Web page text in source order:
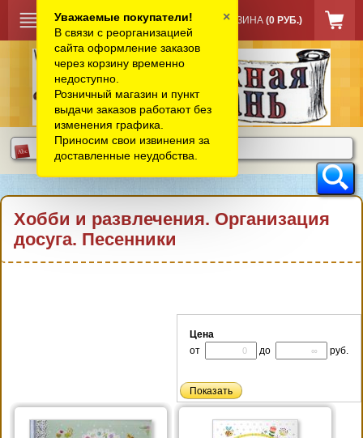
КОРЗИНА (0 РУБ.)
Хобби и развлечения. Организация
досуга. Песенники
Цена
от
до руб.
Уважаемые покупатели!
В связи с реорганизацией
сайта оформление заказов
через корзину временно
недоступно.
Розничный магазин и пункт
выдачи заказов работают без
изменения графика.
Приносим свои извинения за
доставленные неудобства.
×